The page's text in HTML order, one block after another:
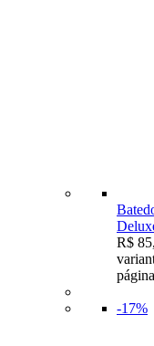
R$
-17%